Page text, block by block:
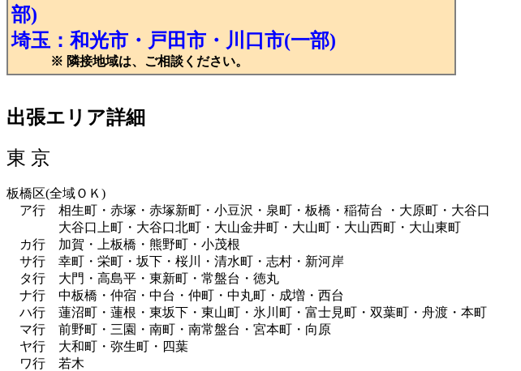
部)
埼玉 ： 和光市・戸田市・川口市(一部)
※ 隣接地域は、ご相談ください。
出張エリア詳細
東 京
板橋区(全域ＯＫ)
ア行 相生町・赤塚・赤塚新町・小豆沢・泉町・板橋・稲荷台 ・大原町・大谷口
大谷口上町・大谷口北町・大山金井町・大山町・大山西町・大山東町
カ行 加賀・上板橋・熊野町・小茂根
サ行 幸町・栄町・坂下・桜川・清水町・志村・新河岸
タ行 大門・高島平・東新町・常盤台・徳丸
ナ行 中板橋・仲宿・中台・仲町・中丸町・成増・西台
ハ行 蓮沼町・蓮根・東坂下・東山町・氷川町・富士見町・双葉町・舟渡・本町
マ行 前野町・三園・南町・南常盤台・宮本町・向原
ヤ行 大和町・弥生町・四葉
ワ行 若木